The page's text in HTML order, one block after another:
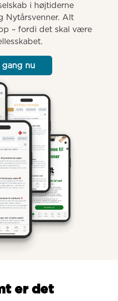
i højtiderne
Nytårsvenner. Alt
– fordi det skal være
gang nu
er det